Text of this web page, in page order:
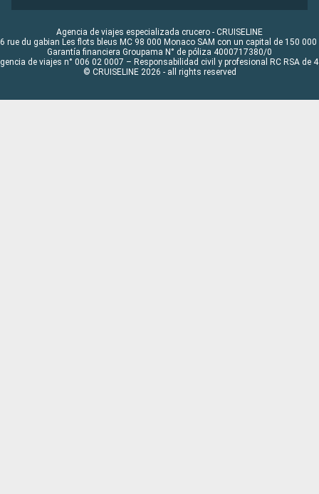
Agencia de viajes especializada crucero - CRUISELINE
rue du gabian Les flots bleus MC 98 000 Monaco SAM con un capital de 150 000
Garantía financiera Groupama N° de póliza 4000717380/0
de viajes n° 006 02 0007 – Responsabilidad civil y profesional RC RSA de
© CRUISELINE 2026 - all rights reserved